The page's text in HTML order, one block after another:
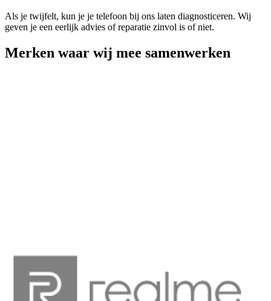
Als je twijfelt, kun je je telefoon bij ons laten diagnosticeren. Wij
geven je een eerlijk advies of reparatie zinvol is of niet.
Merken waar wij mee samenwerken